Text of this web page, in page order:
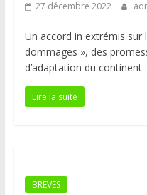
27 décembre 2022
Un accord in extrémis
dommages », des
d’adaptation du continent :
Lire la suite
BREVES